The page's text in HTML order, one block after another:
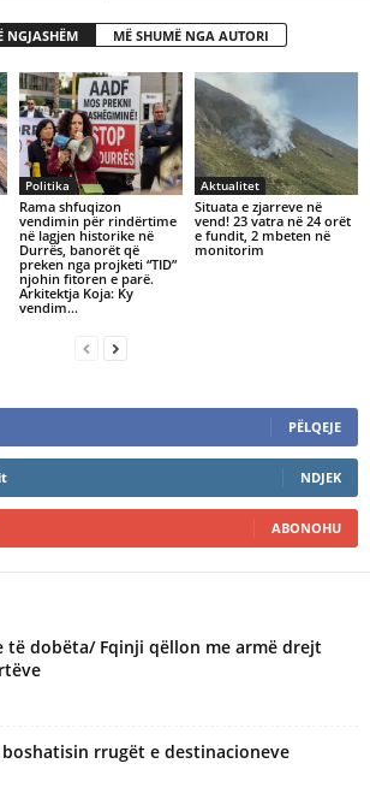
NGJASHËM MË SHUMË NGA AUTORI
Politika
Rama shfuqizon
vendimin për rindërtime
në lagjen historike në
Durrës, banorët që
preken nga projketi “TID”
njohin fitoren e parë.
Arkitektja Koja: Ky
vendim...
Aktualitet
Situata e zjarreve në
vend! 23 vatra në 24 orët
e fundit, 2 mbeten në
monitorim
PËLQEJE
NDJEK
ABONOHU
dobëta/ Fqinji qëllon me armë drejt
rrugët e destinacioneve